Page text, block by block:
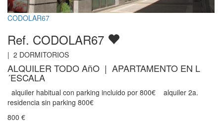
CODOLAR67
Ref. CODOLAR67
| 2 DORMITORIOS
ALQUILER TODO AñO | APARTAMENTO EN L
´ESCALA
alquiler habitual con parking incluido por 800€ alquiler 2a.
residencia sin parking 800€
800 €